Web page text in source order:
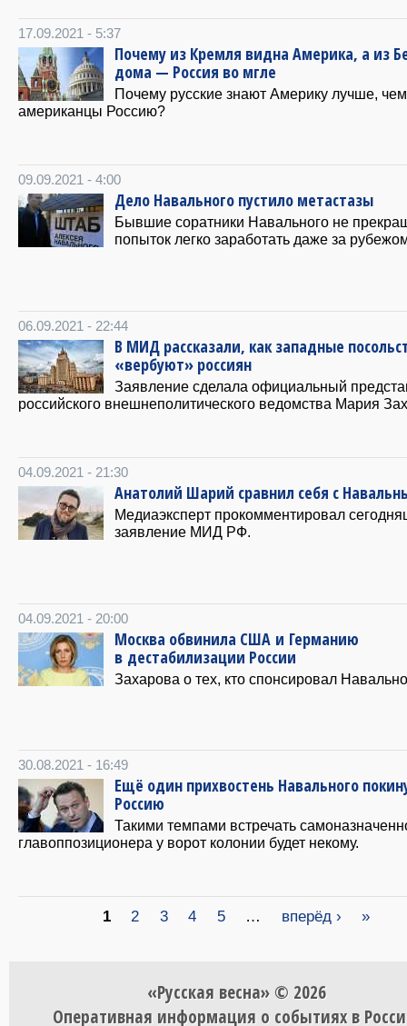
17.09.2021 - 5:37
Почему из Кремля видна Америка, а из
дома — Россия во мгле
Почему русские знают Америку лучше, чем
американцы Россию?
09.09.2021 - 4:00
Дело Навального пустило метастазы
Бывшие соратники Навального не
попыток легко заработать даже за
06.09.2021 - 22:44
В МИД рассказали, как западные
«вербуют» россиян
Заявление сделала официальный
российского внешнеполитического ведомства Мария
04.09.2021 - 21:30
Анатолий Шарий сравнил себя с
Медиаэксперт прокомментировал
заявление МИД РФ.
04.09.2021 - 20:00
Москва обвинила США и Германию
в дестабилизации России
Захарова о тех, кто спонсировал
30.08.2021 - 16:49
Ещё один прихвостень Навального
Россию
Такими темпами встречать
главоппозиционера у ворот колонии будет некому.
1 2 3 4 5 … вперёд › »
«Русская весна» © 2026
Оперативная информация о событиях в